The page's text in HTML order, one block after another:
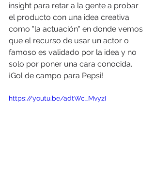
insight para retar a la gente a probar
el producto con una idea creativa
como "la actuación" en donde vemos
que el recurso de usar un actor o
famoso es validado por la idea y no
solo por poner una cara conocida.
¡Gol de campo para Pepsi!
https://youtu.be/adtWc_MvyzI